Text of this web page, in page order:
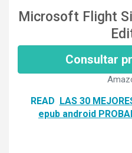
Microsoft Flight
Consultar
READ LAS 30
epub android